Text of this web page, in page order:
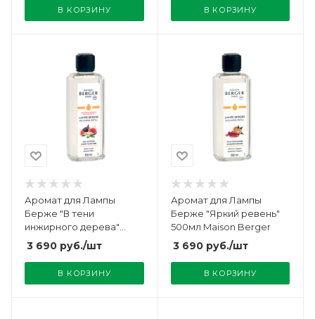
В КОРЗИНУ В КОРЗИНУ
Аромат для Лампы
Берже "В тени
инжирного дерева"
500мл Maison Berger
3 690 руб./шт
В КОРЗИНУ
Аромат для Лампы
Берже "Яркий ревень"
500мл Maison Berger
3 690руб./шт
В КОРЗИНУ